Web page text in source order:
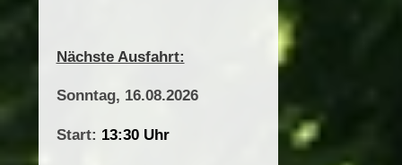
Nächste Ausfahrt:
Sonntag, 16.08.2026
Start: 13:30 Uhr